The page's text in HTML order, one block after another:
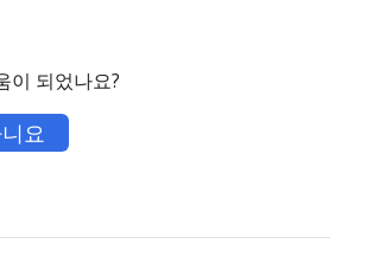
이 되었나요?
요